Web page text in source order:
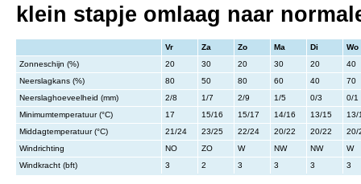
klein stapje omlaag naar
Vr Za Zo Ma Di
Wo
Zonneschijn (%)
20 30 20 30 20
40
Neerslagkans (%)
80 50 80 60 40
70
Neerslaghoeveelheid (mm)
2/8 1/7 2/9 1/5 0/3
0/1
Minimumtemperatuur (°C)
17 15/16 15/17 14/16 13/15
13/
Middagtemperatuur (°C)
21/24 23/25 22/24 20/22 20/22
20/
Windrichting
NO ZO W NW NW
W
Windkracht (bft)
3 2 3 3 3 3